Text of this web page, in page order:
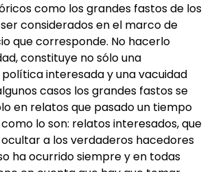
como los grandes fastos de los
considerados en el marco de
que corresponde. No hacerlo
constituye no sólo una
interesada y una vacuidad
casos los grandes fastos se
en relatos que pasado un tiempo
lo son: relatos interesados, que
a los verdaderos hacedores
ha ocurrido siempre y en todas